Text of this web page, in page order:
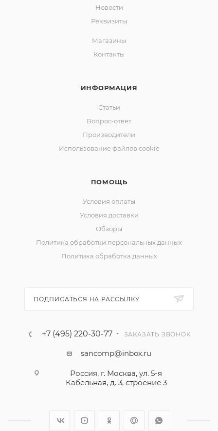
Новости
Реквизиты
Магазины
Контакты
ИНФОРМАЦИЯ
Статьи
Вопрос-ответ
Производители
Использование файлов cookie
ПОМОЩЬ
Условия оплаты
Условия доставки
Обзоры
Политика обработки персональных данных
Политика обработка данных
ПОДПИСАТЬСЯ НА РАССЫЛКУ
+7 (495) 220-30-77 ЗАКАЗАТЬ ЗВОНОК
sancomp@inbox.ru
Россия, г. Москва, ул. 5-я
Кабельная, д. 3, строение 3